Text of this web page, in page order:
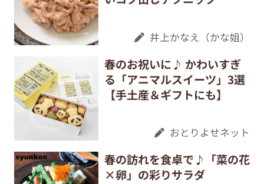
井上かなえ（かな姐）
春のお祝いに♪ かわいすぎ
る「アニマルスイーツ」3選
【手土産＆ギフトにも】
おとりよせネット
春の訪れを食卓で♪「菜の花
×卵」の彩りサラダ